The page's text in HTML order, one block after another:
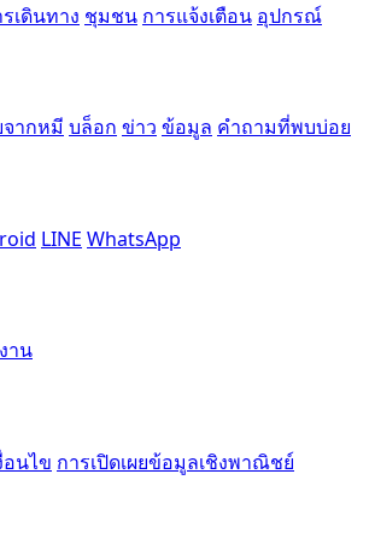
เดินทาง ชุมชน การแจ้งเตือน อุปกรณ์
ากหมี บล็อก ข่าว ข้อมูล คำถามที่พบบ่อย
LINE WhatsApp
าน
อนไข การเปิดเผยข้อมูลเชิงพาณิชย์